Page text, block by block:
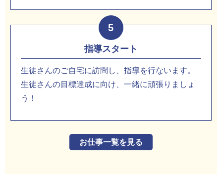
5
指導スタート
生徒さんのご自宅に訪問し、指導を行ないます。
生徒さんの目標達成に向け、一緒に頑張りましょ
う！
お仕事一覧を見る